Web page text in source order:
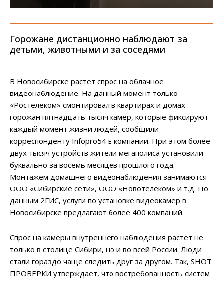
Горожане дистанционно наблюдают за
детьми, животными и за соседями
В Новосибирске растет спрос на облачное
видеонаблюдение. На данный момент только
«Ростелеком» смонтировал в квартирах и домах
горожан пятнадцать тысяч камер, которые фиксируют
каждый момент жизни людей, сообщили
корреспонденту Infopro54 в компании. При этом более
двух тысяч устройств жители мегаполиса установили
буквально за восемь месяцев прошлого года.
Монтажем домашнего видеонаблюдения занимаются
ООО «Сибирские сети», ООО «Новотелеком» и т.д. По
данным 2ГИС, услуги по установке видеокамер в
Новосибирске предлагают более 400 компаний.
Спрос на камеры внутреннего наблюдения растет не
только в столице Сибири, но и во всей России. Люди
стали гораздо чаще следить друг за другом. Так, SHOT
ПРОВЕРКИ утверждает, что востребованность систем